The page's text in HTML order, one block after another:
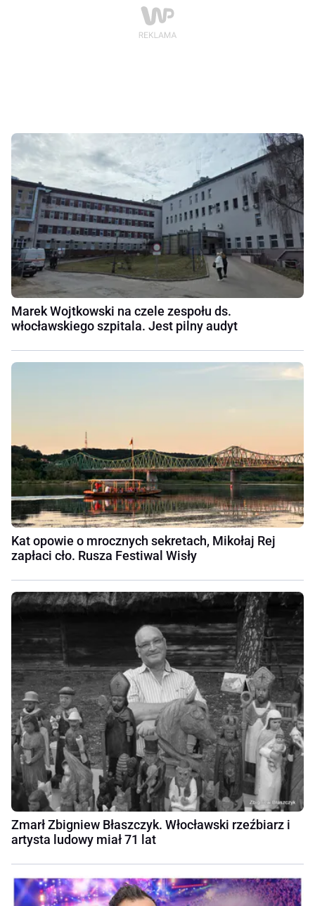
Marek Wojtkowski na czele zespołu ds.
włocławskiego szpitala. Jest pilny audyt
Kat opowie o mrocznych sekretach, Mikołaj Rej
zapłaci cło. Rusza Festiwal Wisły
Zmarł Zbigniew Błaszczyk. Włocławski rzeźbiarz i
artysta ludowy miał 71 lat